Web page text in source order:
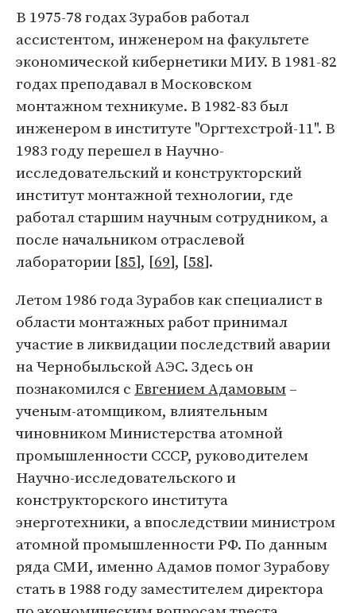
В 1975-78 годах Зурабов работал
ассистентом, инженером на факультете
экономической кибернетики МИУ. В 1981-82
годах преподавал в Московском
монтажном техникуме. В 1982-83 был
инженером в институте "Оргтехстрой-11". В
1983 году перешел в Научно-
исследовательский и конструкторский
институт монтажной технологии, где
работал старшим научным сотрудником, а
после начальником отраслевой
лаборатории [85], [69], [58].
Летом 1986 года Зурабов как специалист в
области монтажных работ принимал
участие в ликвидации последствий аварии
на Чернобыльской АЭС. Здесь он
познакомился с Евгением Адамовым–
ученым-атомщиком, влиятельным
чиновником Министерства атомной
промышленности СССР, руководителем
Научно-исследовательского и
конструкторского института
энерготехники, а впоследствии министром
атомной промышленности РФ. По данным
ряда СМИ, именно Адамов помог Зурабову
стать в 1988 году заместителем директора